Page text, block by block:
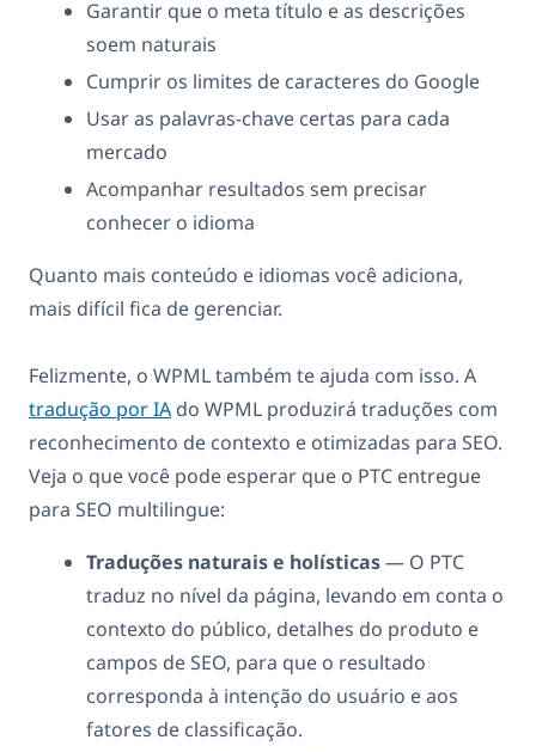
Garantir que o meta título e as descrições
soem naturais
Cumprir os limites de caracteres do Google
Usar as palavras-chave certas para cada
mercado
Acompanhar resultados sem precisar
conhecer o idioma
Quanto mais conteúdo e idiomas você adiciona,
mais difícil fica de gerenciar.
Felizmente, o WPML também te ajuda com isso. A
tradução por IA do WPML produzirá traduções com
reconhecimento de contexto e otimizadas para SEO.
Veja o que você pode esperar que o PTC entregue
para SEO multilingue:
Traduções naturais e holísticas— O PTC
traduz no nível da página, levando em conta o
contexto do público, detalhes do produto e
campos de SEO, para que o resultado
corresponda à intenção do usuário e aos
fatores de classificação.